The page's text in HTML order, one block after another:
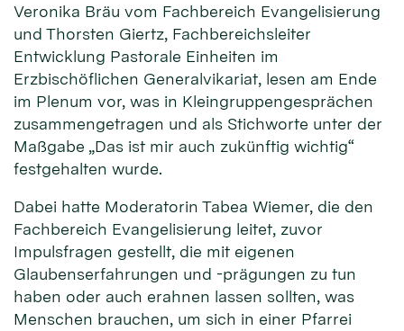
Veronika Bräu vom Fachbereich Evangelisierung
und Thorsten Giertz, Fachbereichsleiter
Entwicklung Pastorale Einheiten im
Erzbischöflichen Generalvikariat, lesen am Ende
im Plenum vor, was in Kleingruppengesprächen
zusammengetragen und als Stichworte unter der
Maßgabe „Das ist mir auch zukünftig wichtig“
festgehalten wurde.
Dabei hatte Moderatorin Tabea Wiemer, die den
Fachbereich Evangelisierung leitet, zuvor
Impulsfragen gestellt, die mit eigenen
Glaubenserfahrungen und -prägungen zu tun
haben oder auch erahnen lassen sollten, was
Menschen brauchen, um sich in einer Pfarrei